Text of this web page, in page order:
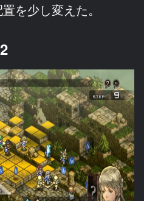
を少し変えた。